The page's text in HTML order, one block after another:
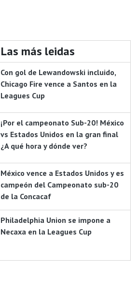
Las más leidas
Con gol de Lewandowski incluido,
Chicago Fire vence a Santos en la
Leagues Cup
¡Por el campeonato Sub-20! México
vs Estados Unidos en la gran final
¿A qué hora y dónde ver?
México vence a Estados Unidos y es
campeón del Campeonato sub-20
de la Concacaf
Philadelphia Union se impone a
Necaxa en la Leagues Cup